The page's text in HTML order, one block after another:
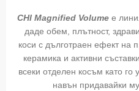
CHI Magnified Volume е
даде обем, плътност,
коси с дълготраен ефект на
керамика и активни
всеки отделен косъм като го
навън придавайки